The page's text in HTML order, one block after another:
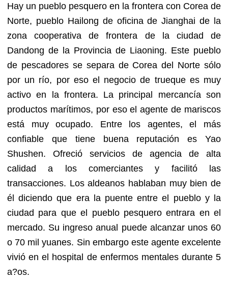
Hay un pueblo pesquero en la frontera con Corea de
Norte, pueblo Hailong de oficina de Jianghai de la
zona cooperativa de frontera de la ciudad de
Dandong de la Provincia de Liaoning. Este pueblo
de pescadores se separa de Corea del Norte sólo
por un río, por eso el negocio de trueque es muy
activo en la frontera. La principal mercancía son
productos marítimos, por eso el agente de mariscos
está muy ocupado. Entre los agentes, el más
confiable que tiene buena reputación es Yao
Shushen. Ofreció servicios de agencia de alta
calidad a los comerciantes y facilitó las
transacciones. Los aldeanos hablaban muy bien de
él diciendo que era la puente entre el pueblo y la
ciudad para que el pueblo pesquero entrara en el
mercado. Su ingreso anual puede alcanzar unos 60
o 70 mil yuanes. Sin embargo este agente excelente
vivió en el hospital de enfermos mentales durante 5
a?os.